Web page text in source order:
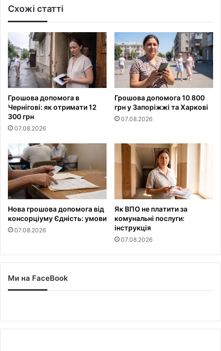
Схожі статті
Грошова допомога в
Чернігові: як отримати 12
300 грн
07.08.2026
Грошова допомога 10 800
грн у Запоріжжі та Харкові
07.08.2026
Нова грошова допомога від
консорціуму Єдність: умови
07.08.2026
Як ВПО не платити за
комунальні послуги:
інструкція
07.08.2026
Ми на FaceBook